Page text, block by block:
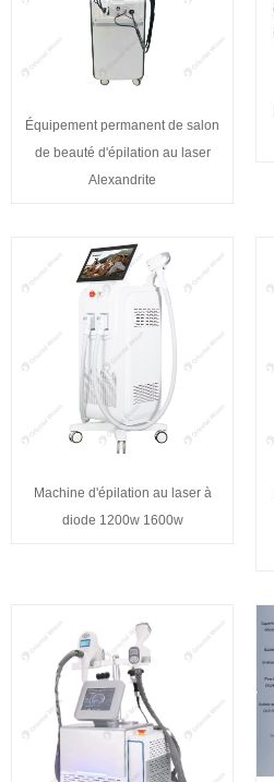
Équipement permanent de salon
de beauté d'épilation au laser
Alexandrite
Machine d'épilation au laser à
diode 1200w 1600w